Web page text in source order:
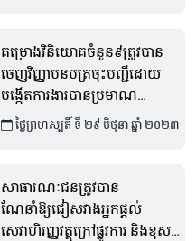
គម្រោងវិនិយោគចំនួន៩ត្រូវបាន
ចេញវិញ្ញាបនបត្រចុះបញ្ជីដោយ
បង្កើតការងារបានប្រមាណ
១៤,០០០កន្លែង
ថ្ងៃព្រហស្បតិ៍ ទី ២៩ មិថុនា ឆ្នាំ ២០២៣
សាធារណៈជនត្រូវបាន
ណែនាំឱ្យជៀសវាងអ្នកផ្តល់
សេវាហិរញ្ញវត្ថុក្រៅផ្លូវការ និងខុស